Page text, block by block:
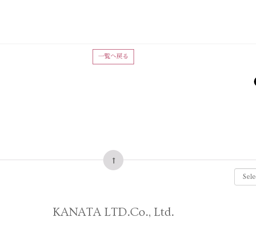
一覧へ戻る
KANATA LTD.Co., Ltd.